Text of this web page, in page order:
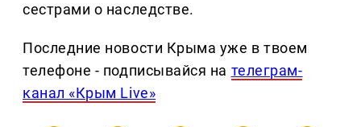
сестрами о наследстве.
Последние новости Крыма уже в твоем
телефоне - подписывайся на телеграм-
канал «Крым Live»